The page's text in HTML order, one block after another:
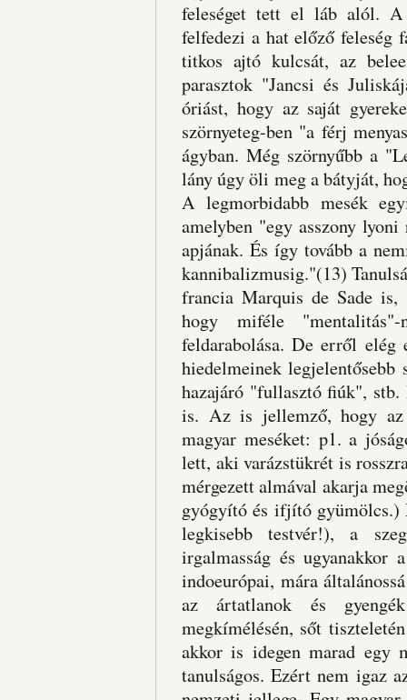
feleséget tett el láb alól. A
felfedezi a hat előző feleség
titkos ajtó kulcsát, az
parasztok "Jancsi és
óriást, hogy az saját
szörnyeteg-ben "a férj
ágyban. Még szörnyűbb a
lány úgy öli meg a bátyját,
A legmorbidabb mesék
amelyben "egy asszony
apjának. És így tovább a
kannibalizmusig."(13)
francia Marquis de Sade is,
hogy miféle
feldarabolása. De erről elég
hiedelmeinek
hazajáró "fullasztó fiúk", stb.
is. Az is jellemző, hogy az
magyar meséket: p1. a
lett, aki varázstükrét is
mérgezett almával akarja
gyógyító és ifjító gyümölcs.)
legkisebb testvér!), a
irgalmasság és
indoeurópai, mára
az ártatlanok és
megkímélésén, sőt
akkor is idegen marad egy
tanulságos. Ezért nem igaz